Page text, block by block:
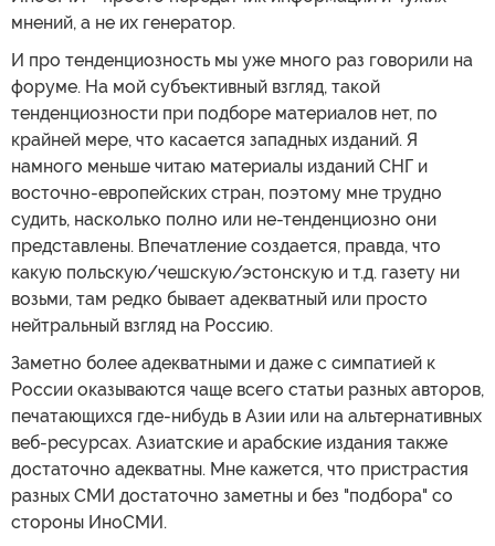
мнений, а не их генератор.
И про тенденциозность мы уже много раз говорили на
форуме. На мой субъективный взгляд, такой
тенденциозности при подборе материалов нет, по
крайней мере, что касается западных изданий. Я
намного меньше читаю материалы изданий СНГ и
восточно-европейских стран, поэтому мне трудно
судить, насколько полно или не-тенденциозно они
представлены. Впечатление создается, правда, что
какую польскую/чешскую/эстонскую и т.д. газету ни
возьми, там редко бывает адекватный или просто
нейтральный взгляд на Россию.
Заметно более адекватными и даже с симпатией к
России оказываются чаще всего статьи разных авторов,
печатающихся где-нибудь в Азии или на альтернативных
веб-ресурсах. Азиатские и арабские издания также
достаточно адекватны. Мне кажется, что пристрастия
разных СМИ достаточно заметны и без "подбора" со
стороны ИноСМИ.